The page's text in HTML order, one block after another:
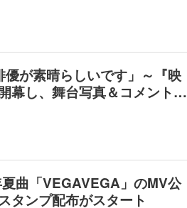
が素晴らしいです」～『映
幕し、舞台写真＆コメント…
曲「VEGAVEGA」のMV公
ンプ配布がスタート